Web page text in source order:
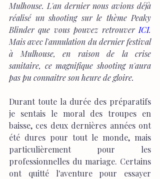
Mulhouse. L'an dernier nous avions déjà
réalisé un shooting sur le thème Peaky
Blinder que vous pouvez retrouver ICI.
Mais avec l'annulation du dernier festival
à Mulhouse, en raison de la crise
sanitaire, ce magnifique shooting n'aura
pas pu connaitre son heure de gloire.
Durant toute la durée des préparatifs
je sentais le moral des troupes en
baisse, ces deux dernières années ont
été dures pour tout le monde, mais
particulièrement pour les
professionnelles du mariage. Certains
ont quitté l'aventure pour essayer